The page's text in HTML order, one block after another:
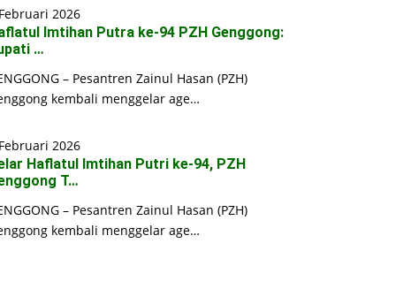
2026
Imtihan Putra ke-94 PZH Genggong:
…
– Pesantren Zainul Hasan (PZH)
kembali menggelar age…
2026
Haflatul Imtihan Putri ke-94, PZH
T…
– Pesantren Zainul Hasan (PZH)
kembali menggelar age…